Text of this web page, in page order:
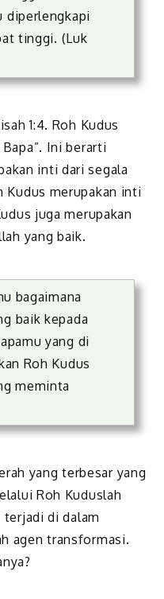
diperlengkapi
tinggi. (Luk
1:4. Roh Kudus
Ini berarti
inti dari segala
Kudus merupakan inti
juga merupakan
yang baik.
bagaimana
baik kepada
yang di
Roh Kudus
meminta
yang terbesar yang
Roh Kuduslah
di dalam
agen transformasi.